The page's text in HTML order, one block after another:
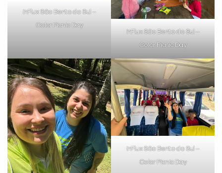
inFlux São Bento do Sul –
Color Picnic Day
inFlux São Bento do Sul –
Color Picnic Day
inFlux São Bento do Sul –
Color Picnic Day
Sim Não
VOLTAR